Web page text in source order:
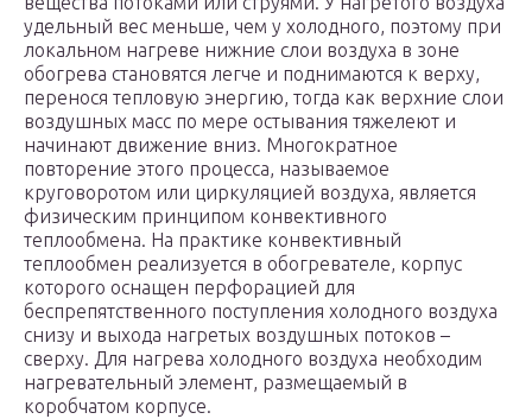
удельный вес меньше, чем у холодного, поэтому при
локальном нагреве нижние слои воздуха в зоне
обогрева становятся легче и поднимаются к верху,
перенося тепловую энергию, тогда как верхние слои
воздушных масс по мере остывания тяжелеют и
начинают движение вниз. Многократное
повторение этого процесса, называемое
круговоротом или циркуляцией воздуха, является
физическим принципом конвективного
теплообмена. На практике конвективный
теплообмен реализуется в обогревателе, корпус
которого оснащен перфорацией для
беспрепятственного поступления холодного воздуха
снизу и выхода нагретых воздушных потоков –
сверху. Для нагрева холодного воздуха необходим
нагревательный элемент, размещаемый в
коробчатом корпусе.